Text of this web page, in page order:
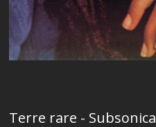
Terre rare - Subsonica